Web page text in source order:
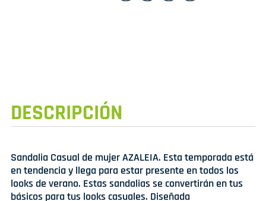
DESCRIPCIÓN
Sandalia Casual de mujer AZALEIA. Esta temporada está
en tendencia y llega para estar presente en todos los
looks de verano. Estas sandalias se convertirán en tus
básicos para tus looks casuales. Diseñada